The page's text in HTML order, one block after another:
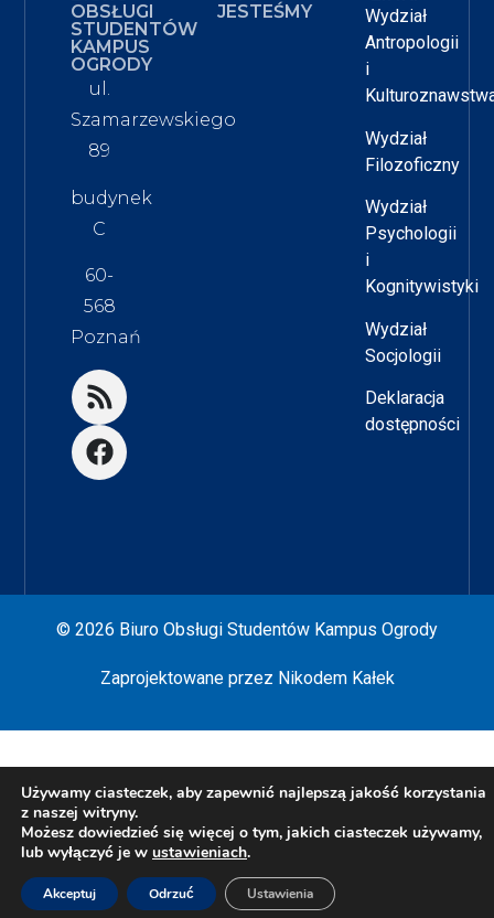
OBSŁUGI
STUDENTÓW
KAMPUS
OGRODY
ul.
Szamarzewskiego
89
budynek
C
60-
568
Poznań
JESTEŚMY
Wydział
Antropologii
i
Wydział
Filozoficzny
Wydział
Psychologii
i
Kognitywistyki
Wydział
Socjologii
Deklaracja
dostępności
© 2026 Biuro Obsługi Studentów Kampus Ogrody
Zaprojektowane przez Nikodem Kałek
Używamy ciasteczek, aby zapewnić najlepszą jakość korzystania
z naszej witryny.
Możesz dowiedzieć się więcej o tym, jakich ciasteczek używamy,
lub wyłączyć je w ustawieniach.
Akceptuj Odrzuć Ustawienia